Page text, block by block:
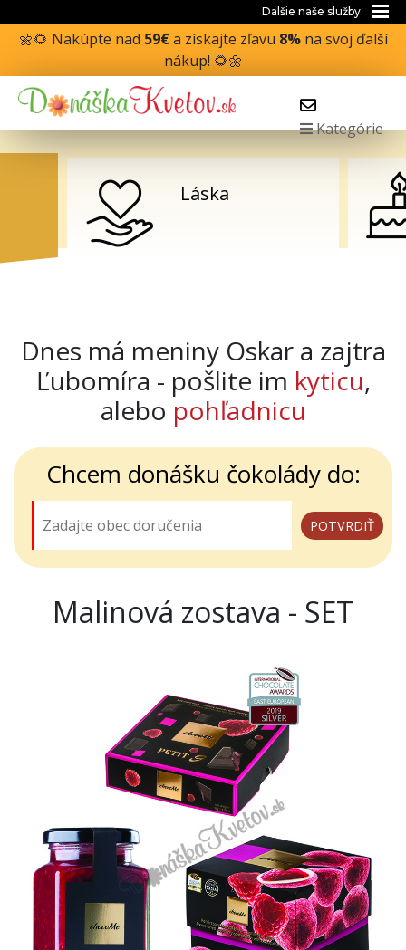
Dalšie naše služby
🌼🌻 Nakúpte nad 59€a získajte zľavu 8%na svoj ďalší
nákup! 🌻🌼
Kategórie
Narodeniny,
Dnes má meniny Oskar a zajtra
Ľubomíra - pošlite im kyticu,
alebo pohľadnicu
Chcem donášku čokolády do:
Malinová zostava - SET